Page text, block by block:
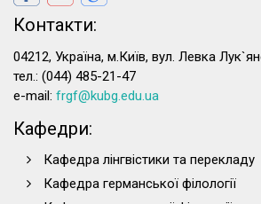
Контакти:
04212, Україна, м.Київ, вул. Левка
тел.: (044) 485-21-47
e-mail: frgf@kubg.edu.ua
Кафедри:
Кафедра лінгвістики та перекладу
Кафедра германської філології